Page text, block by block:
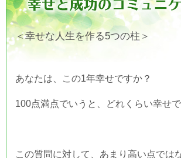
＜幸せな人生を作る5つの柱＞
あなたは、この1年幸せですか？
100点満点でいうと、どれくらい幸せ
この質問に対して、あまり高い点では